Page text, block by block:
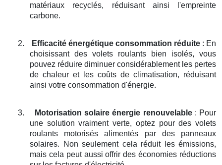
matériaux recyclés, réduisant ainsi l'empreinte
carbone.
2. Efficacité énergétique consommation réduite : En
choisissant des volets roulants bien isolés, vous
pouvez réduire diminuer considérablement les pertes
de chaleur et les coûts de climatisation, réduisant
ainsi votre consommation d'énergie.
3. Motorisation solaire énergie renouvelable: Pour
une solution vraiment verte, optez pour des volets
roulants motorisés alimentés par des panneaux
solaires. Non seulement cela réduit les émissions,
mais cela peut aussi offrir des économies réductions